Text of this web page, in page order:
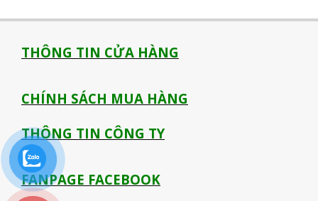
THÔNG TIN CỬA HÀNG
CHÍNH SÁCH MUA HÀNG
THÔNG TIN CÔNG TY
FANPAGE FACEBOOK